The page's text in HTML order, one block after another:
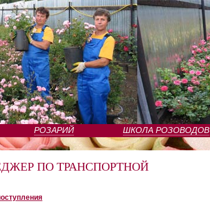
РОЗАРИЙ ШКОЛА РОЗОВОДОВ
ПО ТРАНСПОРТНОЙ